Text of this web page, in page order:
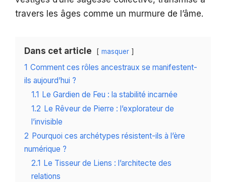
travers les âges comme un murmure de l’âme.
Dans cet article masquer
1 Comment ces rôles ancestraux se manifestent-
ils aujourd’hui ?
1.1 Le Gardien de Feu : la stabilité incarnée
1.2 Le Rêveur de Pierre : l’explorateur de
l’invisible
2 Pourquoi ces archétypes résistent-ils à l’ère
numérique ?
2.1 Le Tisseur de Liens : l’architecte des
relations